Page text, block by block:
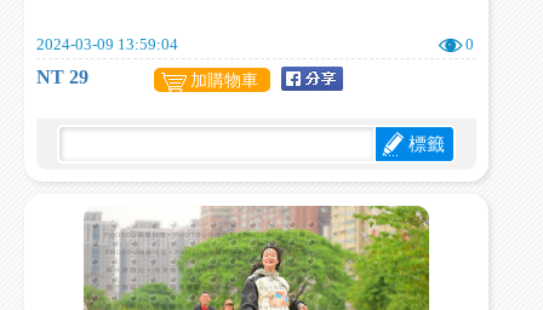
2024-03-09 13:59:04 0
NT 29 加購物車
標籤